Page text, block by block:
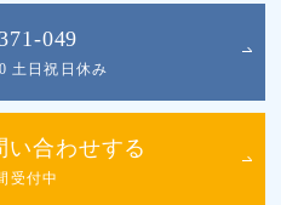
049
土日祝日休み
い合わせする
受付中